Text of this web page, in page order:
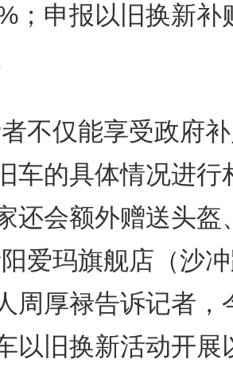
；申报以旧换新补
仅能享受政府补
车的具体情况进行
还会额外赠送头盔
爱玛旗舰店（沙
周厚禄告诉记者，
以旧换新活动开展